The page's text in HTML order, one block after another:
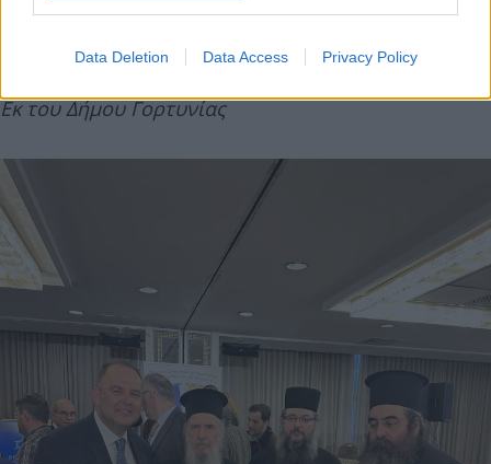
Data Deletion Data Access Privacy Policy
και το πνεύμα του τόπου.
Εκ του Δήμου Γορτυνίας